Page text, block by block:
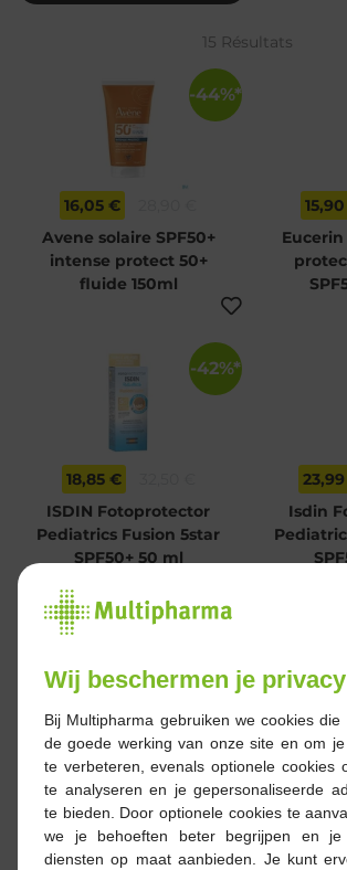
15 Résultats
-44%*
16,05 €
Avene solaire SPF50+
intense protect 50+
fluide 150ml
-42%*
18,85 €
ISDIN Fotoprotector
Pediatrics Fusion 5star
SPF50+ 50 ml
Isdin
14,99 €
24,20 €
Mustela Bébé lait
solaire haute
protection SPF50
200ml
SVR
Solaire
Wij beschermen je privacy
Bij Multipharma gebruiken we cookies
de goede werking van onze site en om je
te verbeteren, evenals optionele cookies
te analyseren en je gepersonaliseerde
te bieden. Door optionele cookies te
we je behoeften beter begrijpen en je
diensten op maat aanbieden. Je kunt